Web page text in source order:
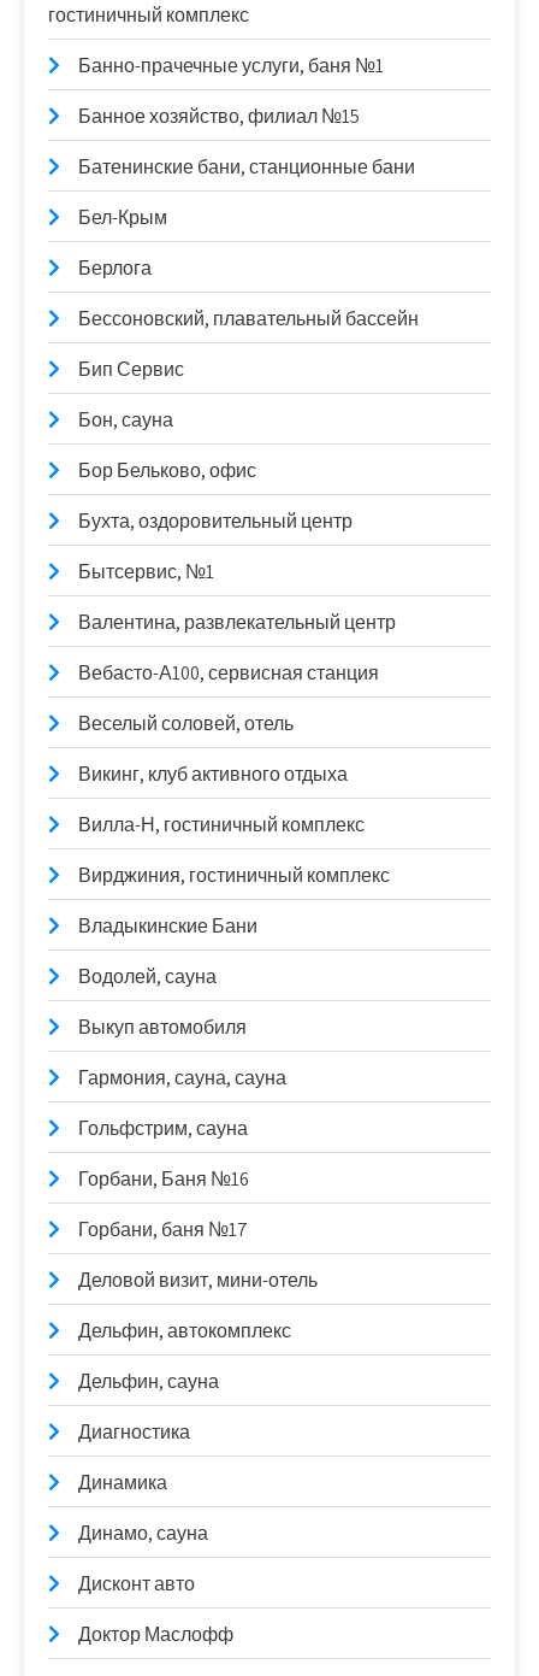
гостиничный комплекс
Банно-прачечные услуги, баня №1
Банное хозяйство, филиал №15
Батенинские бани, станционные бани
Бел-Крым
Берлога
Бессоновский, плавательный бассейн
Бип Сервис
Бон, сауна
Бор Бельково, офис
Бухта, оздоровительный центр
Бытсервис, №1
Валентина, развлекательный центр
Вебасто-А100, сервисная станция
Веселый соловей, отель
Викинг, клуб активного отдыха
Вилла-Н, гостиничный комплекс
Вирджиния, гостиничный комплекс
Владыкинские Бани
Водолей, сауна
Выкуп автомобиля
Гармония, сауна, сауна
Гольфстрим, сауна
Горбани, Баня №16
Горбани, баня №17
Деловой визит, мини-отель
Дельфин, автокомплекс
Дельфин, сауна
Диагностика
Динамика
Динамо, сауна
Дисконт авто
Доктор Маслофф